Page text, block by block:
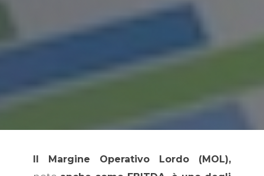
Il Margine Operativo Lordo (MOL),